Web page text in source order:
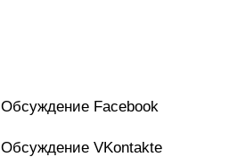
Обсуждение Facebook
Обсуждение VKontakte